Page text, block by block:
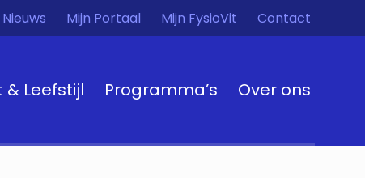
Nieuws Mijn Portaal Mijn FysioVit Contact
Leefstijl Programma’s Over ons